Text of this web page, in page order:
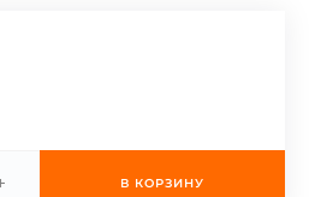
25
вопросы?
302-02-51В КОРЗИНУ